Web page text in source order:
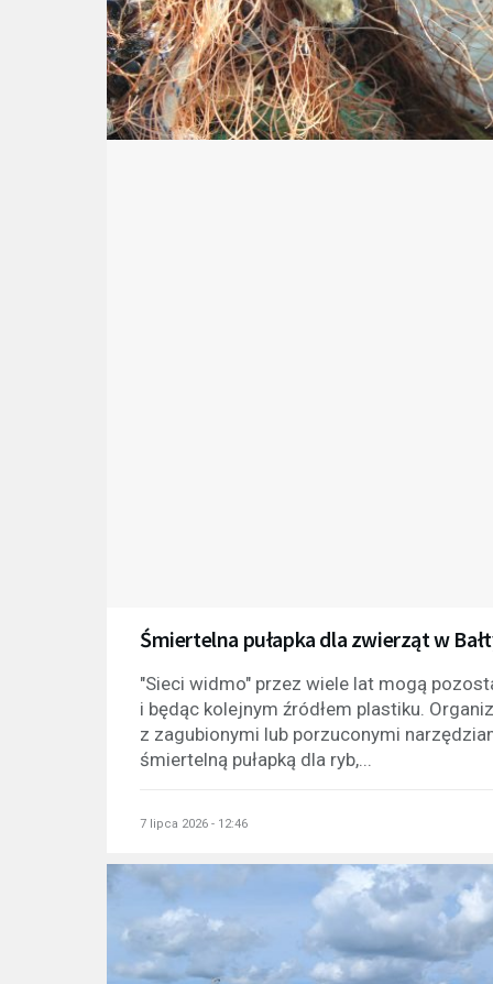
Śmiertelna pułapka dla zwierząt w
"Sieci widmo" przez wiele lat mogą
i będąc kolejnym źródłem plastiku.
z zagubionymi lub porzuconymi
śmiertelną pułapką dla ryb,...
7 lipca 2026 - 12:46